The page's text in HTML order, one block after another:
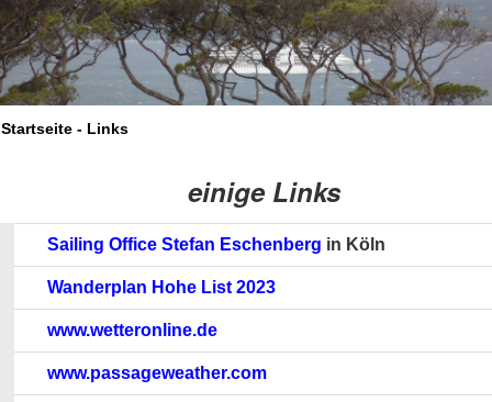
Startseite - Links
einige Links
Sailing Office Stefan Eschenberg in Köln
Wanderplan Hohe List 2023
www.wetteronline.de
www.passageweather.com